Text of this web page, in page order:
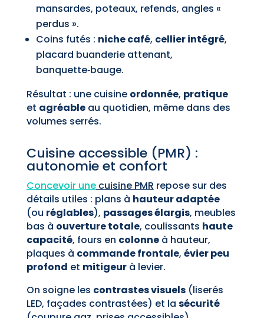
mansardes, poteaux, refends, angles «
perdus ».
Coins futés : niche café, cellier intégré,
placard buanderie attenant,
banquette‑bauge.
Résultat : une cuisine ordonnée, pratique
et agréableau quotidien, même dans des
volumes serrés.
Cuisine accessible (PMR) :
autonomie et confort
Concevoir unecuisine PMR repose sur des
détails utiles : plans à hauteur adaptée
(ou réglables), passages élargis, meubles
bas à ouverture totale, coulissants haute
capacité, fours en colonneà hauteur,
plaques à commande frontale, évier peu
profond et mitigeurà levier.
On soigne les contrastes visuels(liserés
LED, façades contrastées) et la sécurité